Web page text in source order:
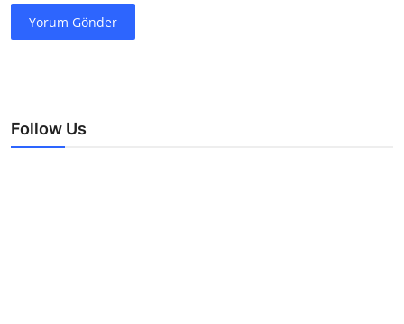
Yorum Gönder
Follow Us